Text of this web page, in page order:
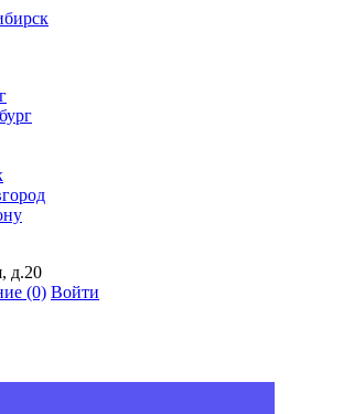
д.20
(0) Войти